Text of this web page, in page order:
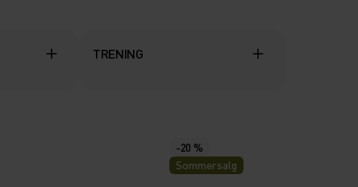
TRENING
-20 %
Sommersalg